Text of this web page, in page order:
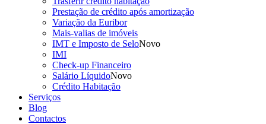
Prestação de crédito após amortização
Variação da Euribor
Mais-valias de imóveis
IMT e Imposto de SeloNovo
IMI
Check-up Financeiro
Salário LíquidoNovo
Crédito Habitação
Serviços
Blog
Contactos